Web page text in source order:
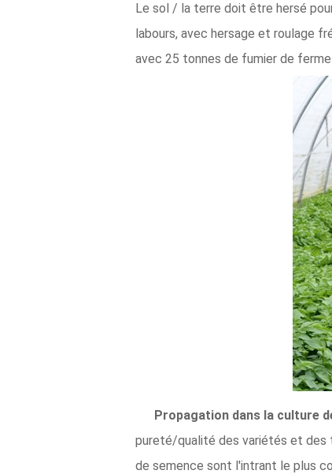
Le sol / la terre doit être hersé
labours, avec hersage et roulage
avec 25 tonnes de fumier de
Propagation dans la culture
pureté/qualité des variétés et des
de semence sont l'intrant le plus